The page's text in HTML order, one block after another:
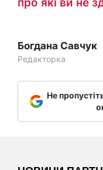
Богдана Савчук
Редакторка
Не